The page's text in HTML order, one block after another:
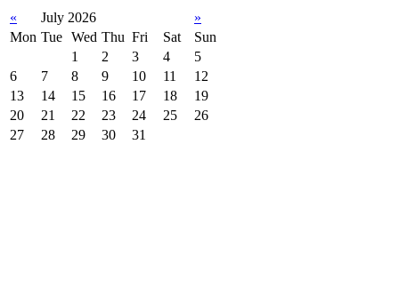
« July 2026
»
Mon Tue Wed Thu Fri Sat
Sun
1
2 3 4
5
6
7 8 9 10 11
12
13
14 15 16 17 18
19
20
21 22 23 24 25
26
27
28 29 30 31